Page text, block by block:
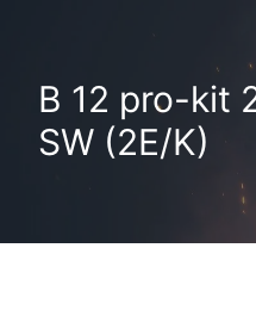
B 12 pro-kit
SW (2E/K)